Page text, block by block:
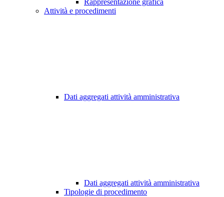
Rappresentazione grafica
Attività e procedimenti
Dati aggregati attività amministrativa
Dati aggregati attività amministrativa
Tipologie di procedimento